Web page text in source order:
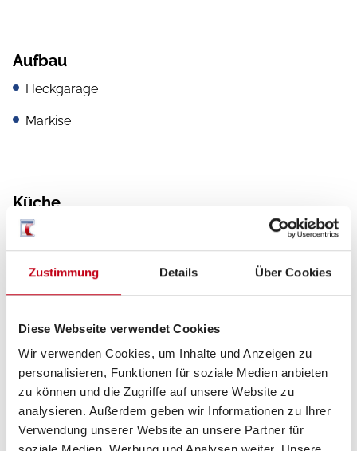
Zustimmung Details Über Cookies
Diese Webseite verwendet Cookies
Wir verwenden Cookies, um Inhalte und Anzeigen zu
personalisieren, Funktionen für soziale Medien anbieten
zu können und die Zugriffe auf unsere Website zu
analysieren. Außerdem geben wir Informationen zu Ihrer
Verwendung unserer Website an unsere Partner für
Aufbau
Heckgarage
Markise
Küche
Kompressor-Kühlschrank
Multimedia